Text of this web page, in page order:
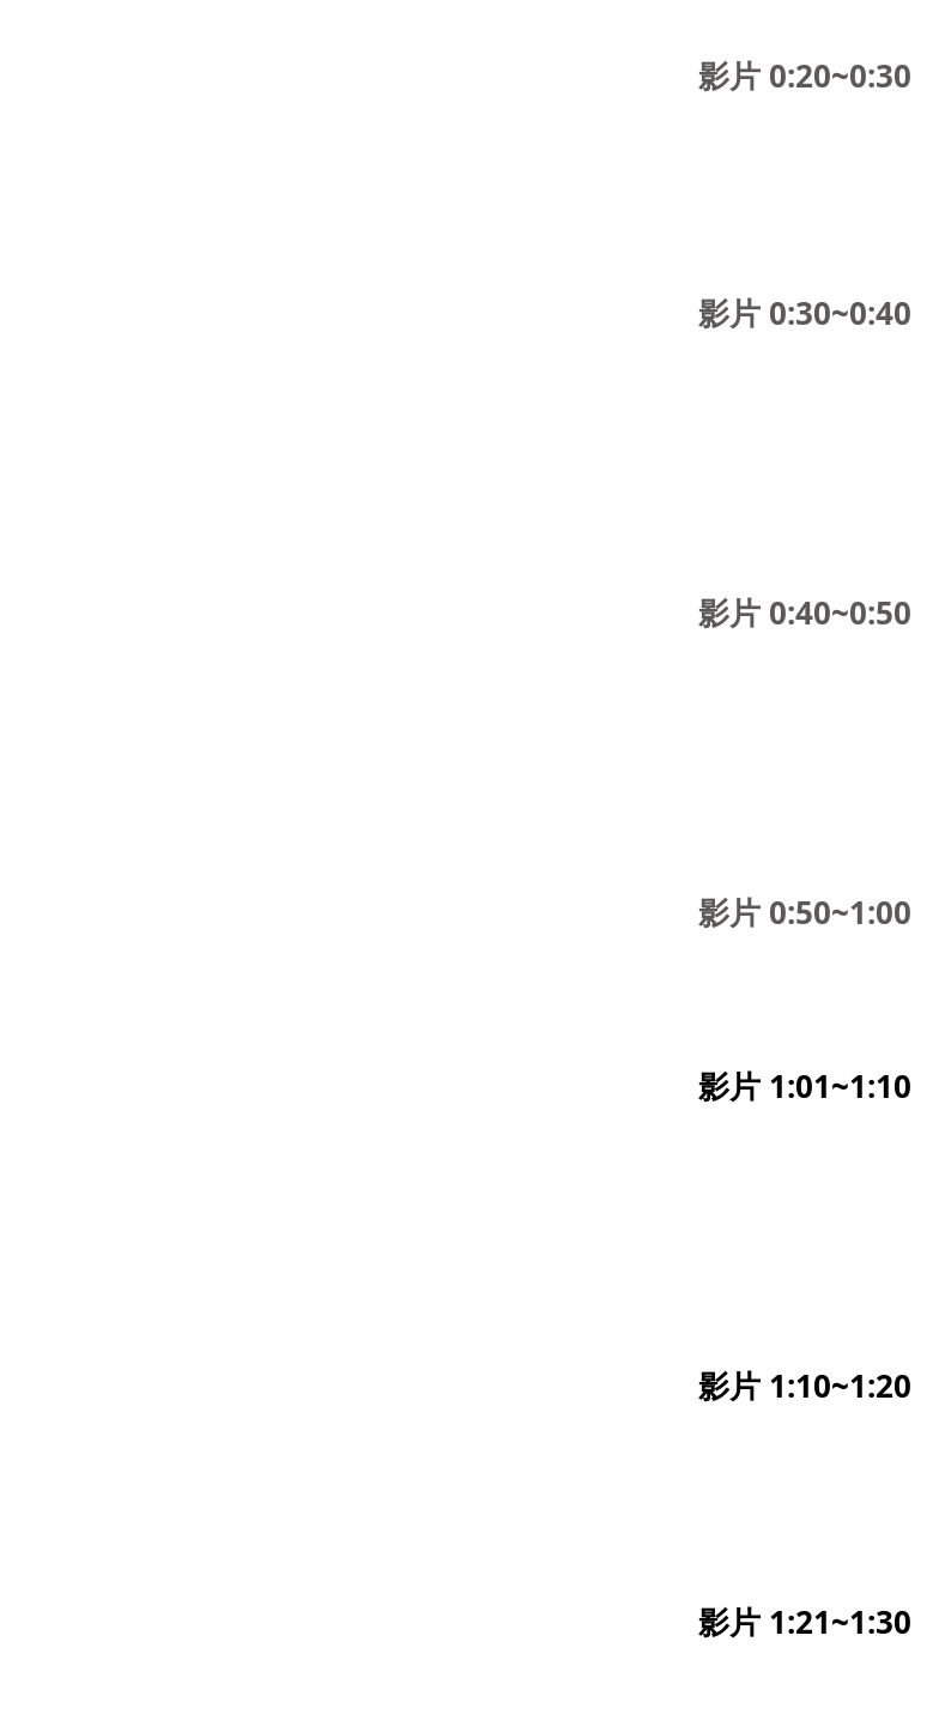
影片 0:20~0:30
影片 0:30~0:40
影片 0:40~0:50
影片 0:50~1:00
影片 1:01~1:10
影片 1:10~1:20
影片 1:21~1:30